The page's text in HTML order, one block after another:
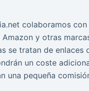
colaboramos
y otras
se tratan de enlaces
un coste
una pequeña